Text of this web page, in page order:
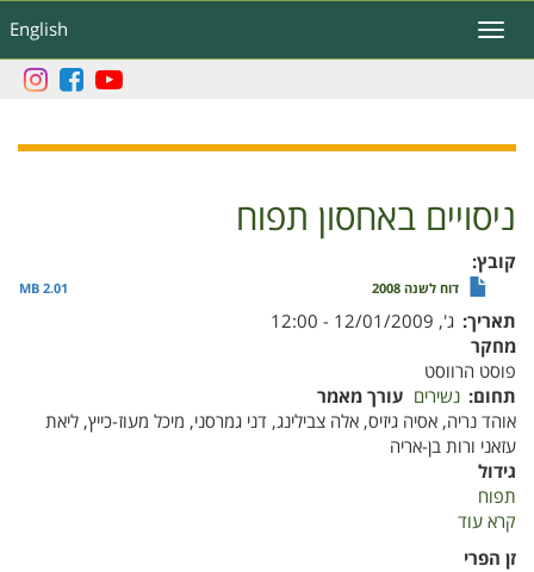
לתוכן
העיקרי
English
Toggle
navigation
ניסויים באחסון תפוח
קובץ
דוח לשנה 2008 2.01 MB
תאריך ג', 12/01/2009 - 12:00
מחקר
פוסט הרווסט
תחום נשירים עורך מאמר
אוהד נריה, אסיה גיזיס, אלה צבילינג, דני גמרסני, מיכל מעוז-כייץ, ליאת
עזאני ורות בן-אריה
גידול
תפוח
קרא עוד
זן הפרי